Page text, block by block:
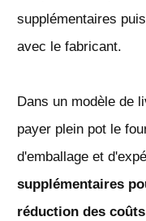
supplémentaires
avec le fabricant.
Dans un modèle de
payer plein pot le
d'emballage et
supplémentaires
réduction des